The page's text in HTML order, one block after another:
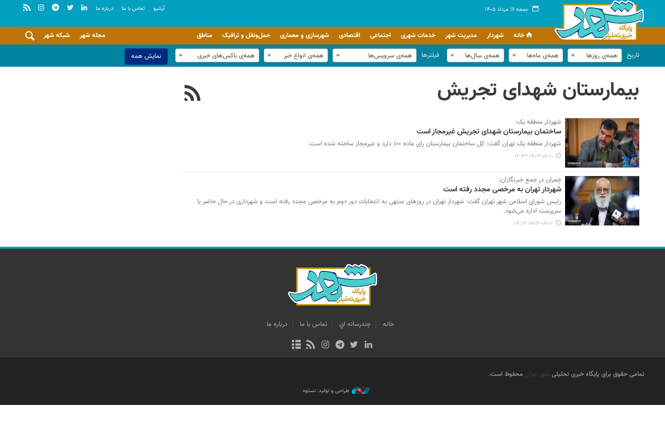
جمعه ۱۶ مرداد ۱۴۰۵ آرشيو تماس با ما درباره ما
خانه شهردار مدیریت شهر خدمات شهری اجتماعی اقتصادی شهرسازی و معماری حمل‌ونقل و ترافیک مناطق شبکه شهر
مجله شهر
تاریخ
همه‌ی روزها همه‌ی ماه‌ها همه‌ی سال‌ها فیلترها همه‌ی سرویس‌ها همه‌ی انواع خبر همه‌ی باکس‌های خبری نمایش همه
بیمارستان شهدای تجریش
شهردار منطقه یک:
ساختمان بیمارستان شهدای تجریش غیرمجاز است
شهردار منطقه یک تهران گفت: کل ساختمان بیمارستان رای ماده ۱۰۰ دارد و غیرمجاز ساخته شده است.
۱۴۰۳-۰۷-۱۱ ۱۲:۳۲
چمران در جمع خبرنگاران:
شهردار تهران به مرخصی مجدد رفته است
رئیس شورای اسلامی شهر تهران گفت: شهردار تهران در روزهای منتهی به انتخابات دور دوم به مرخصی مجدد رفته است و شهرداری در حال حاضر با
سرپرست اداره می‌شود.
۱۴۰۳-۰۴-۱۲ ۰۹:۱۳
خانه چندرسانه اي تماس با ما درباره ما
تمامی حقوق برای پایگاه خبری تحلیلی شهر تهران محفوظ است.
طراحی و تولید: نستوه